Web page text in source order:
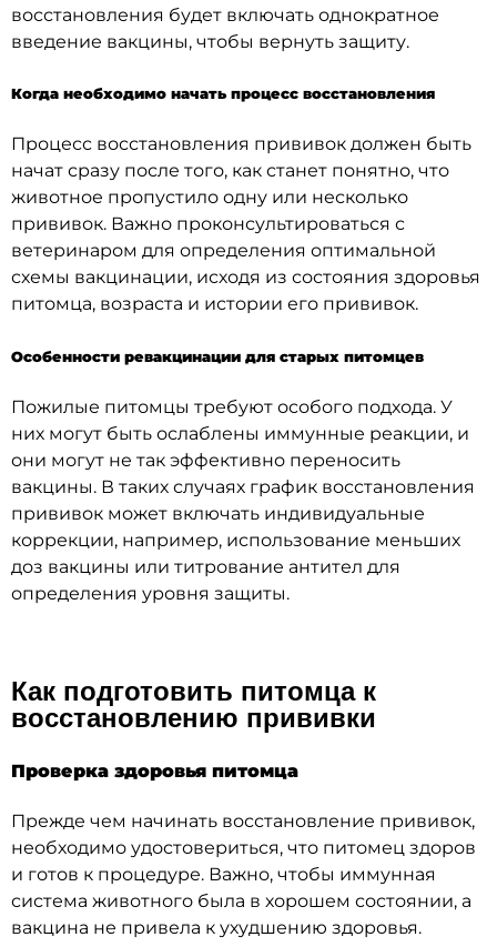
восстановления будет включать однократное
введение вакцины, чтобы вернуть защиту.
Когда необходимо начать процесс восстановления
Процесс восстановления прививок должен быть
начат сразу после того, как станет понятно, что
животное пропустило одну или несколько
прививок. Важно проконсультироваться с
ветеринаром для определения оптимальной
схемы вакцинации, исходя из состояния здоровья
питомца, возраста и истории его прививок.
Особенности ревакцинации для старых питомцев
Пожилые питомцы требуют особого подхода. У
них могут быть ослаблены иммунные реакции, и
они могут не так эффективно переносить
вакцины. В таких случаях график восстановления
прививок может включать индивидуальные
коррекции, например, использование меньших
доз вакцины или титрование антител для
определения уровня защиты.
Как подготовить питомца к
восстановлению прививки
Проверка здоровья питомца
Прежде чем начинать восстановление прививок,
необходимо удостовериться, что питомец здоров
и готов к процедуре. Важно, чтобы иммунная
система животного была в хорошем состоянии, а
вакцина не привела к ухудшению здоровья.